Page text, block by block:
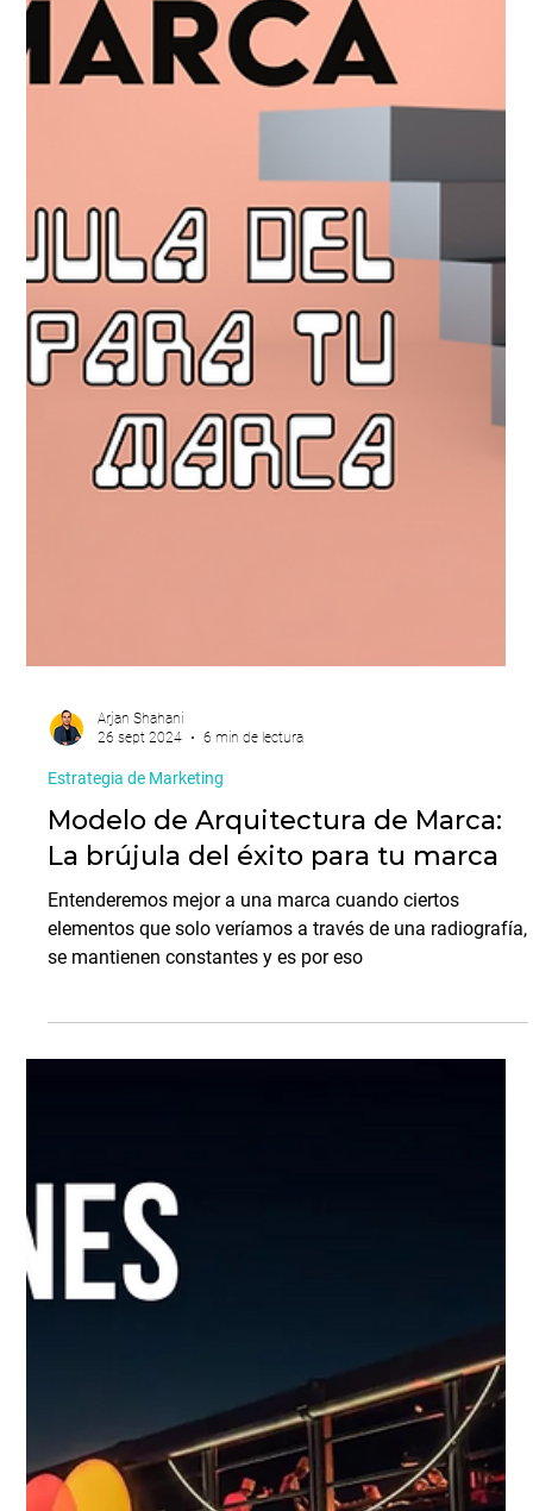
La psicología del branding: ¿por
qué la gente compra (o no) tu
marca?
Descubre cómo aplicar psicología al branding para
conectar con tu audiencia y construir una marca que deje
huella.